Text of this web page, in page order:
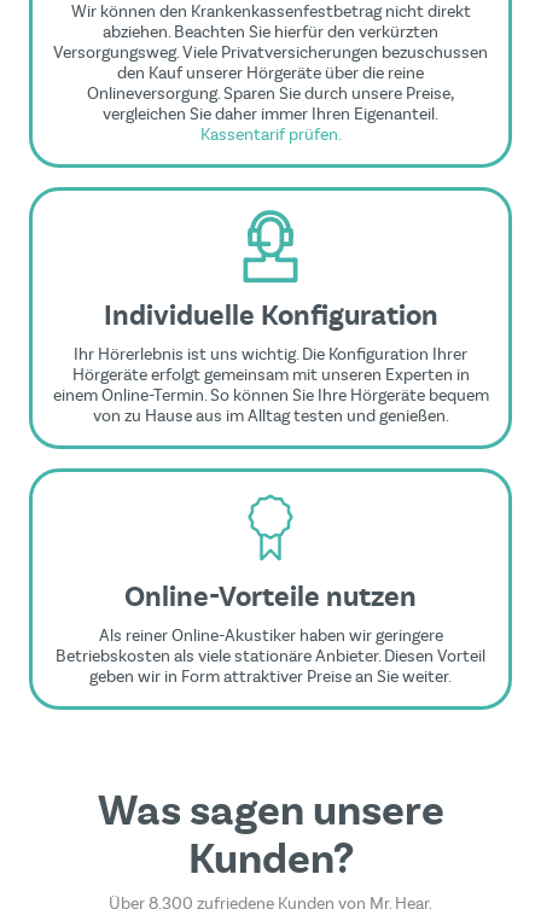
Wir können den Krankenkassenfestbetrag nicht direkt
abziehen. Beachten Sie hierfür den verkürzten
Versorgungsweg. Viele Privatversicherungen bezuschussen
den Kauf unserer Hörgeräte über die reine
Onlineversorgung. Sparen Sie durch unsere Preise,
vergleichen Sie daher immer Ihren Eigenanteil.
Kassentarif prüfen.
Individuelle Konfiguration
Ihr Hörerlebnis ist uns wichtig. Die Konfiguration Ihrer
Hörgeräte erfolgt gemeinsam mit unseren Experten in
einem Online-Termin. So können Sie Ihre Hörgeräte bequem
von zu Hause aus im Alltag testen und genießen.
Online-Vorteile nutzen
Als reiner Online-Akustiker haben wir geringere
Betriebskosten als viele stationäre Anbieter. Diesen Vorteil
geben wir in Form attraktiver Preise an Sie weiter.
Was sagen unsere
Kunden?
Über 8.300 zufriedene Kunden von Mr. Hear.